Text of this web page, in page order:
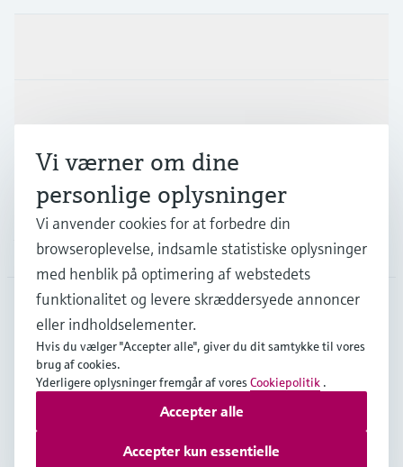
Virksomhed
DNK •Dansk
Interneterklæring og ansvarsfraskrivelse
Salgs- & leveringsbetingelser
Vi værner om dine
personlige oplysninger
Vi anvender cookies for at forbedre din
browseroplevelse, indsamle statistiske oplysninger
med henblik på optimering af webstedets
funktionalitet og levere skræddersyede annoncer
eller indholdselementer.
Hvis du vælger "Accepter alle", giver du dit samtykke til vores
brug af cookies.
Yderligere oplysninger fremgår af voresCookiepolitik .
Accepter kun essentielle
Accepter alle